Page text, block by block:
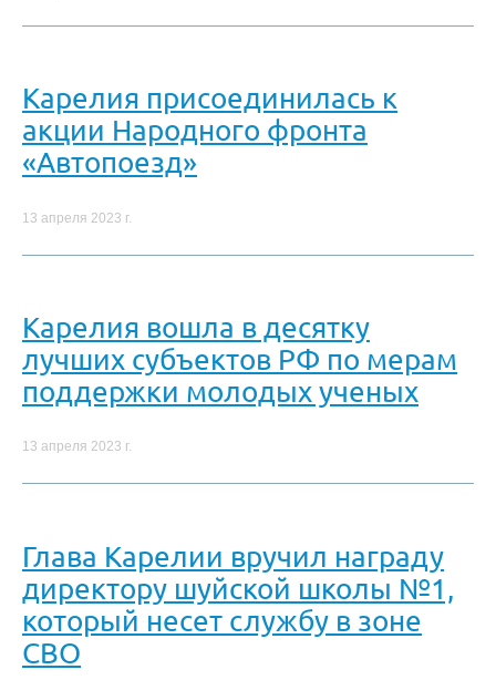
Карелия присоединилась к
акции Народного фронта
«Автопоезд»
13 апреля 2023 г.
Карелия вошла в десятку
лучших субъектов РФ по мерам
поддержки молодых ученых
13 апреля 2023 г.
Глава Карелии вручил награду
директору шуйской школы №1,
который несет службу в зоне
СВО